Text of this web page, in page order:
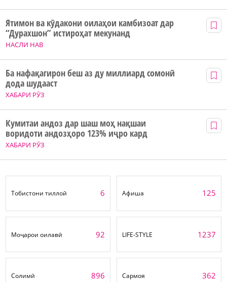
НАСЛИ НАВ
Ятимон ва кӯдакони оилаҳои камбизоат дар
“Дурахшон” истироҳат мекунанд
ХАБАРИ РӮЗ
Ба нафақагирон беш аз ду миллиард сомонӣ
дода шудааст
ХАБАРИ РӮЗ
Кумитаи андоз дар шаш моҳ нақшаи
воридоти андозҳоро 123% иҷро кард
Тобистони тиллоӣ 6 Афиша 125
Моҷарои оилавӣ 92 LIFE-STYLE 1237
Солимӣ 896 Сармоя 362